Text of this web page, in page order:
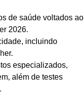
de saúde voltados ao
2026.
incluindo
especializados,
além de testes